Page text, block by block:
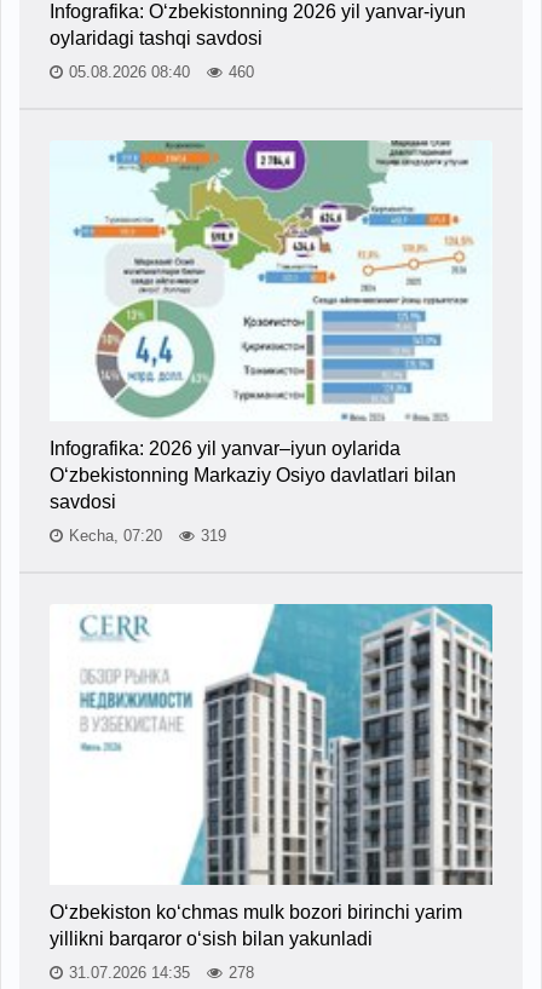
Infografika: O‘zbekistonning 2026 yil yanvar-iyun
oylaridagi tashqi savdosi
05.08.2026 08:40 460
Infografika: 2026 yil yanvar–iyun oylarida
O‘zbekistonning Markaziy Osiyo davlatlari bilan
savdosi
Kecha, 07:20 319
O‘zbekiston ko‘chmas mulk bozori birinchi yarim
yillikni barqaror o‘sish bilan yakunladi
31.07.2026 14:35 278